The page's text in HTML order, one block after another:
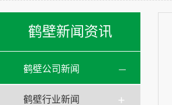
鹤壁新闻资讯
鹤壁公司新闻
鹤壁行业新闻